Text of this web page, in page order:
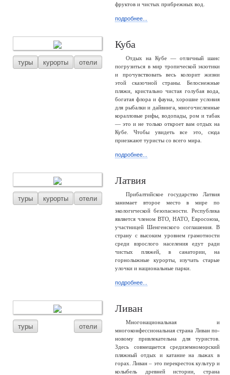
фруктов и чистых прибрежных вод.
подробнее...
туры курорты отели
Куба
Отдых на Кубе — отличный шанс
погрузиться в мир тропической экзотики
и прочувствовать весь колорит жизни
этой сказочной страны. Белоснежные
пляжи, кристально чистая голубая вода,
богатая флора и фауна, хорошие условия
для рыбалки и дайвинга, многочисленные
коралловые рифы, водопады, ром и табак
— это и не только откроет вам отдых на
Кубе. Чтобы увидеть все это, сюда
приезжают туристы со всего мира.
подробнее...
туры курорты отели
Латвия
Прибалтийское государство Латвия
занимает второе место в мире по
экологической безопасности. Республика
является членом ВТО, НАТО, Евросоюза,
участницей Шенгенского соглашения. В
страну с высоким уровнем грамотности
среди взрослого населения едут ради
чистых пляжей, в санатории, на
горнолыжные курорты, изучать старые
улочки и национальные парки.
подробнее...
туры отели
Ливан
Многонациональная и
многоконфессиональная страна Ливан по-
новому привлекательна для туристов.
Здесь совмещается средиземноморский
пляжный отдых и катание на лыжах в
горах. Ливан – это перекресток культур и
колыбель древней истории, страна